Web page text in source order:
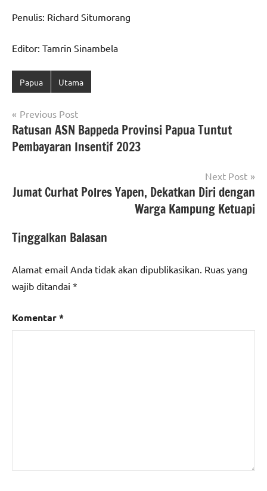
Penulis: Richard Situmorang
Editor: Tamrin Sinambela
Papua Utama
Navigasi
pos
Previous Post
Ratusan ASN Bappeda Provinsi Papua Tuntut
Pembayaran Insentif 2023
Next Post
Jumat Curhat Polres Yapen, Dekatkan Diri dengan
Warga Kampung Ketuapi
Tinggalkan Balasan
Alamat email Anda tidak akan dipublikasikan. Ruas yang
wajib ditandai *
Komentar*